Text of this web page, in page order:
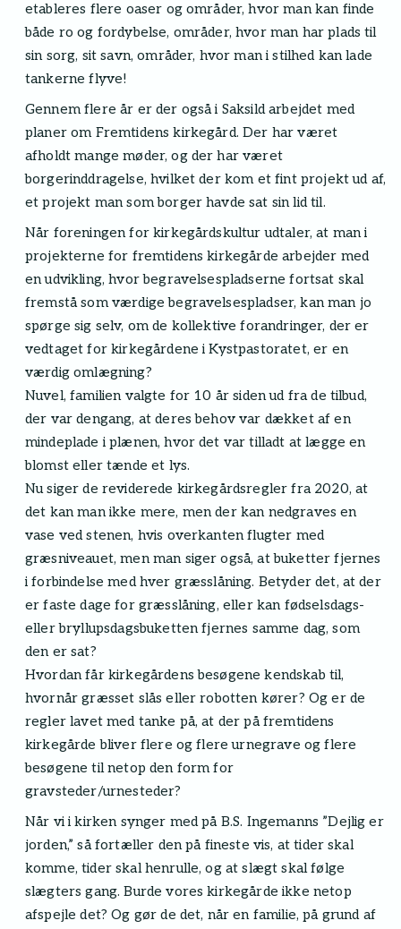
etableres flere oaser og områder, hvor man kan finde
både ro og fordybelse, områder, hvor man har plads til
sin sorg, sit savn, områder, hvor man i stilhed kan lade
tankerne flyve!
Gennem flere år er der også i Saksild arbejdet med
planer om Fremtidens kirkegård. Der har været
afholdt mange møder, og der har været
borgerinddragelse, hvilket der kom et fint projekt ud af,
et projekt man som borger havde sat sin lid til.
Når foreningen for kirkegårdskultur udtaler, at man i
projekterne for fremtidens kirkegårde arbejder med
en udvikling, hvor begravelsespladserne fortsat skal
fremstå som værdige begravelsespladser, kan man jo
spørge sig selv, om de kollektive forandringer, der er
vedtaget for kirkegårdene i Kystpastoratet, er en
værdig omlægning?
Nuvel, familien valgte for 10 år siden ud fra de tilbud,
der var dengang, at deres behov var dækket af en
mindeplade i plænen, hvor det var tilladt at lægge en
blomst eller tænde et lys.
Nu siger de reviderede kirkegårdsregler fra 2020, at
det kan man ikke mere, men der kan nedgraves en
vase ved stenen, hvis overkanten flugter med
græsniveauet, men man siger også, at buketter fjernes
i forbindelse med hver græsslåning. Betyder det, at der
er faste dage for græsslåning, eller kan fødselsdags-
eller bryllupsdagsbuketten fjernes samme dag, som
den er sat?
Hvordan får kirkegårdens besøgene kendskab til,
hvornår græsset slås eller robotten kører? Og er de
regler lavet med tanke på, at der på fremtidens
kirkegårde bliver flere og flere urnegrave og flere
besøgene til netop den form for
gravsteder/urnesteder?
Når vi i kirken synger med på B.S. Ingemanns ”Dejlig er
jorden,” så fortæller den på fineste vis, at tider skal
komme, tider skal henrulle, og at slægt skal følge
slægters gang. Burde vores kirkegårde ikke netop
afspejle det? Og gør de det, når en familie, på grund af